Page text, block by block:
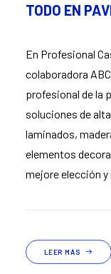
TODO EN
En Profesional
colaboradora
profesional de la
soluciones de
laminados,
elementos
mejore elección
LEER MÁS